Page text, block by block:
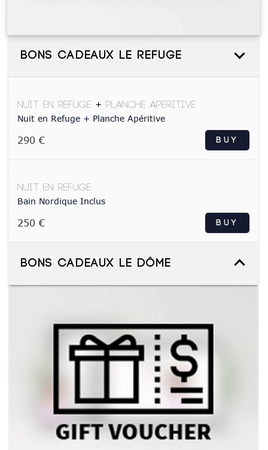
Bons Cadeaux Le Refuge
Nuit en Refuge + Planche Apéritive
Nuit en Refuge + Planche Apéritive
290 € BUY
Nuit en Refuge
Bain Nordique Inclus
250 € BUY
Bons Cadeaux Le Dôme